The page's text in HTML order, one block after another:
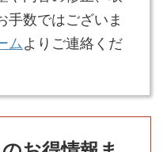
手数ではございま
ム よりご連絡くだ